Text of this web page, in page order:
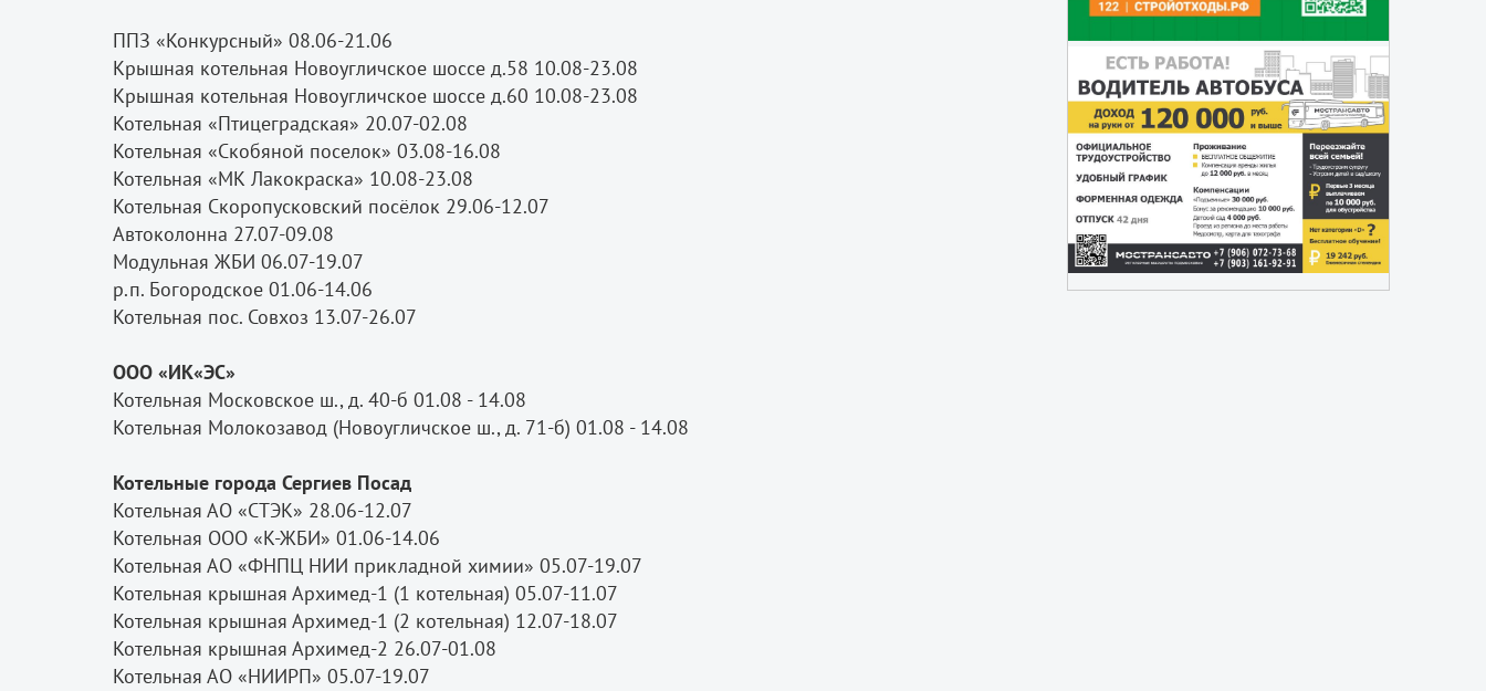
ППЗ «Конкурсный» 08.06-21.06
Крышная котельная Новоугличское шоссе д.58 10.08-23.08
Крышная котельная Новоугличское шоссе д.60 10.08-23.08
Котельная «Птицеградская» 20.07-02.08
Котельная «Скобяной поселок» 03.08-16.08
Котельная «МК Лакокраска» 10.08-23.08
Котельная Скоропусковский посёлок 29.06-12.07
Автоколонна 27.07-09.08
Модульная ЖБИ 06.07-19.07
р.п. Богородское 01.06-14.06
Котельная пос. Совхоз 13.07-26.07
ООО «ИК«ЭС»
Котельная Московское ш., д. 40-б 01.08 - 14.08
Котельная Молокозавод (Новоугличское ш., д. 71-б) 01.08 - 14.08
Котельные города Сергиев Посад
Котельная АО «СТЭК» 28.06-12.07
Котельная ООО «К-ЖБИ» 01.06-14.06
Котельная АО «ФНПЦ НИИ прикладной химии» 05.07-19.07
Котельная крышная Архимед-1 (1 котельная) 05.07-11.07
Котельная крышная Архимед-1 (2 котельная) 12.07-18.07
Котельная крышная Архимед-2 26.07-01.08
Котельная АО «НИИРП» 05.07-19.07